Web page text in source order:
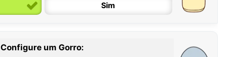
Sim
Configure um Gorro: